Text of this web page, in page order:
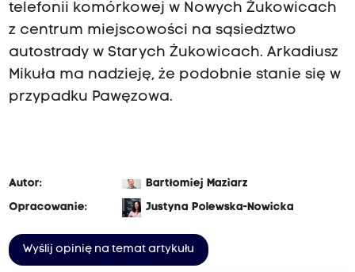
telefonii komórkowej w Nowych Żukowicach
z centrum miejscowości na sąsiedztwo
autostrady w Starych Żukowicach. Arkadiusz
Mikuła ma nadzieję, że podobnie stanie się w
przypadku Pawęzowa.
Autor:
Bartłomiej Maziarz
Opracowanie:
Justyna Polewska-Nowicka
Wyślij opinię na temat artykułu